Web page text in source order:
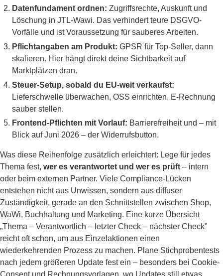
Datenfundament ordnen: Zugriffsrechte, Auskunft und
Löschung in JTL-Wawi. Das verhindert teure DSGVO-
Vorfälle und ist Voraussetzung für sauberes Arbeiten.
Pflichtangaben am Produkt: GPSR für Top-Seller, dann
skalieren. Hier hängt direkt deine Sichtbarkeit auf
Marktplätzen dran.
Steuer-Setup, sobald du EU-weit verkaufst:
Lieferschwelle überwachen, OSS einrichten, E-Rechnung
sauber stellen.
Frontend-Pflichten mit Vorlauf: Barrierefreiheit und – mit
Blick auf Juni 2026 – der Widerrufsbutton.
Was diese Reihenfolge zusätzlich erleichtert: Lege für jedes
Thema fest, wer es verantwortet und wer es prüft – intern
oder beim externen Partner. Viele Compliance-Lücken
entstehen nicht aus Unwissen, sondern aus diffuser
Zuständigkeit, gerade an den Schnittstellen zwischen Shop,
WaWi, Buchhaltung und Marketing. Eine kurze Übersicht
„Thema – Verantwortlich – letzter Check – nächster Check"
reicht oft schon, um aus Einzelaktionen einen
wiederkehrenden Prozess zu machen. Plane Stichprobentests
nach jedem größeren Update fest ein – besonders bei Cookie-